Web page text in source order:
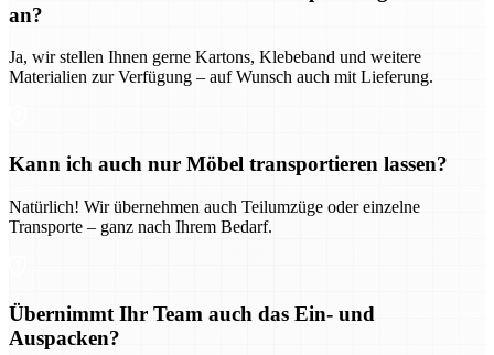
an?
Ja, wir stellen Ihnen gerne Kartons, Klebeband und weitere
Materialien zur Verfügung – auf Wunsch auch mit Lieferung.
Kann ich auch nur Möbel transportieren lassen?
Natürlich! Wir übernehmen auch Teilumzüge oder einzelne
Transporte – ganz nach Ihrem Bedarf.
Übernimmt Ihr Team auch das Ein- und
Auspacken?